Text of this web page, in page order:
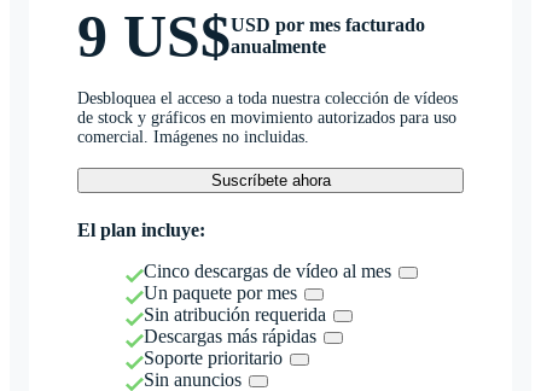
9 US$USD por mes facturado
anualmente
Desbloquea el acceso a toda nuestra colección de vídeos
de stock y gráficos en movimiento autorizados para uso
comercial. Imágenes no incluidas.
Suscríbete ahora
El plan incluye:
Cinco descargas de vídeo al mes
Un paquete por mes
Sin atribución requerida
Descargas más rápidas
Soporte prioritario
Sin anuncios